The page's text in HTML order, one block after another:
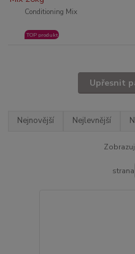
Conditioning Mix
TOP produkt
Upřesnit
Nejnovější Nejlevnější
strana